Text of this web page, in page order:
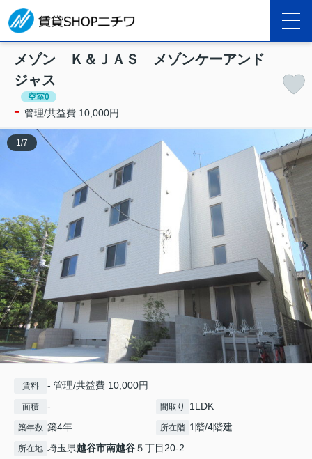
メゾン Ｋ＆ＪＡＳ メゾンケーアンド
ジャス
空室0
- 管理/共益費 10,000円
1 /7
賃料 - 管理/共益費 10,000円
面積 - 間取り 1LDK
築年数 築4年 所在階 1階/4階建
所在地 埼玉県越谷市南越谷５丁目20-2